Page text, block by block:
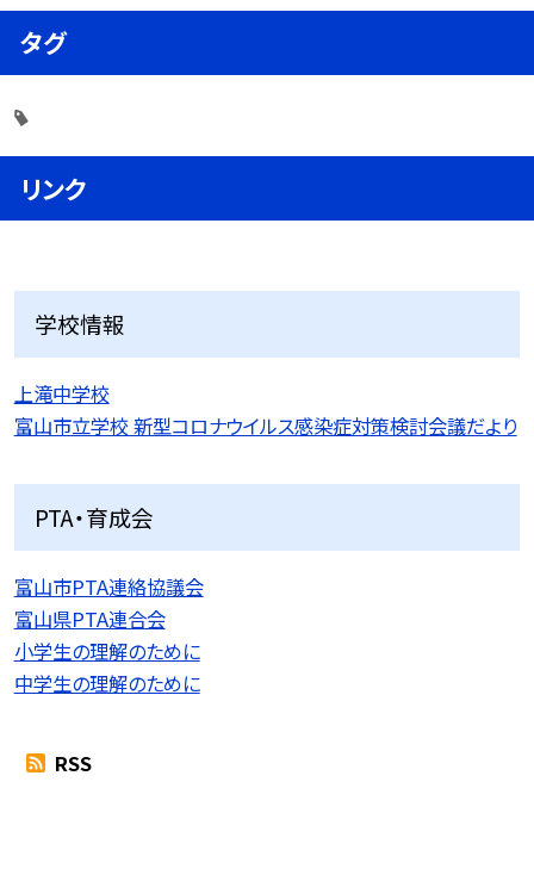
タグ
リンク
学校情報
上滝中学校
富山市立学校 新型コロナウイルス感染症対策検討会議だより
PTA・育成会
富山市PTA連絡協議会
富山県PTA連合会
小学生の理解のために
中学生の理解のために
RSS